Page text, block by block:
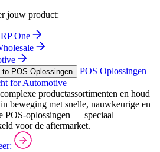
jouw product:
One
to POS Oplossingen
POS Oplossingen
for Automotive
productassortimenten en houd
beweging met snelle, nauwkeurige en
POS-oplossingen — speciaal
voor de aftermarket.